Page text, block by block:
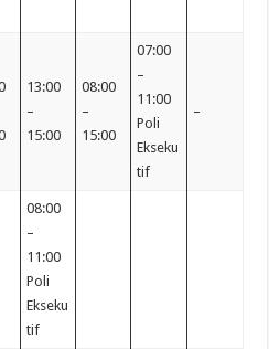
13:00
–
15:00
08:00
–
15:00
07:00
–
11:00
Poli
Ekseku
tif
–
08:00
–
11:00
Poli
Ekseku
tif